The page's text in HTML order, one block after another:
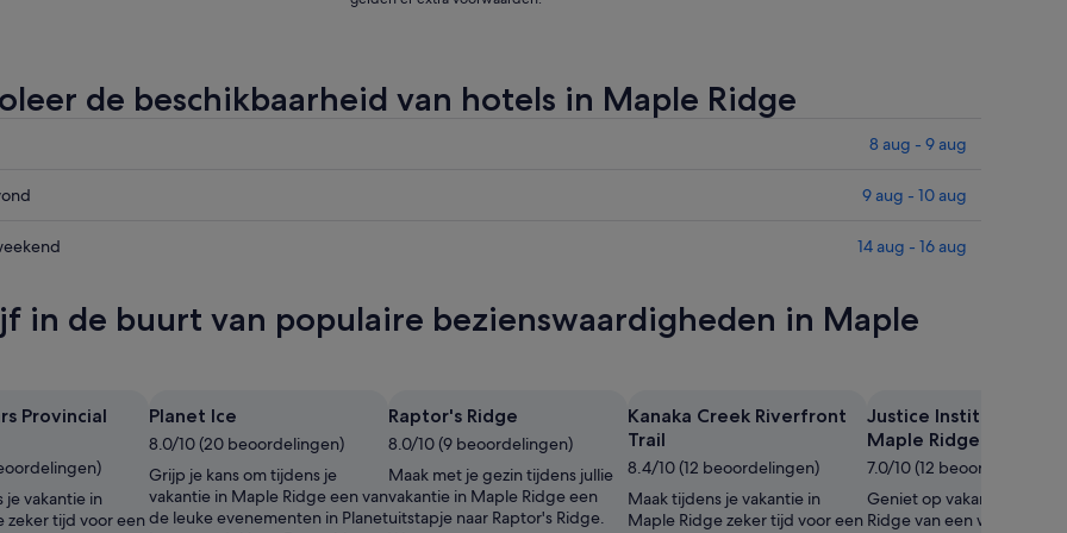
de beschikbaarheid van hotels in Maple Ridge
8 aug - 9 aug
9 aug - 10 aug
14 aug - 16 aug
in de buurt van populaire bezienswaardigheden in Maple
Provincial
je vakantie in
zeker tijd voor een
Planet Ice
8.0/10 (20 beoordelingen)
Grijp je kans om tijdens je
vakantie in Maple Ridge een van
de leuke evenementen in Planet
Raptor's Ridge
8.0/10 (9 beoordelingen)
Maak met je gezin tijdens jullie
vakantie in Maple Ridge een
uitstapje naar Raptor's Ridge.
Kanaka Creek Riverfront
Trail
8.4/10 (12 beoordelingen)
Maak tijdens je vakantie in
Maple Ridge zeker tijd voor een
Justice Institute of BC
Maple Ridge
7.0/10 (12 beoordelingen)
Geniet op vakantie in
Ridge van een wandeling